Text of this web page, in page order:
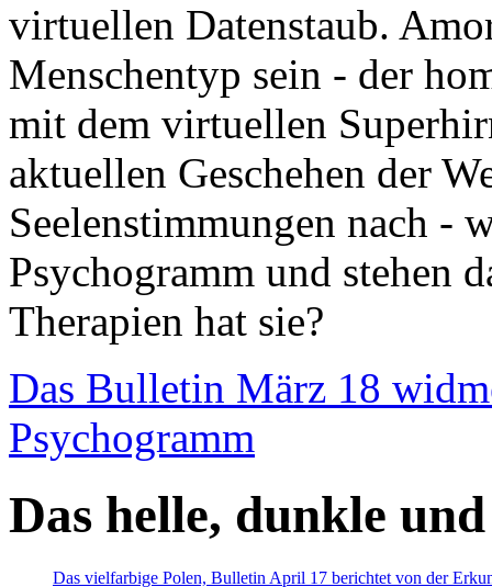
virtuellen Datenstaub.
Menschentyp sein - der
mit dem virtuellen
aktuellen Geschehen der
Seelenstimmungen nach -
Psychogramm und stehen
Therapien hat sie?
Das Bulletin März 18
Psychogramm
Das helle, dunkle
Das vielfarbige Polen, Bulletin April 17 berichtet von der